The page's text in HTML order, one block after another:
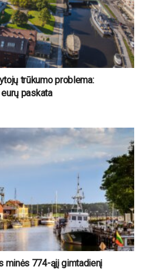
trūkumo problema:
paskata
minės 774-ąjį gimtadienį